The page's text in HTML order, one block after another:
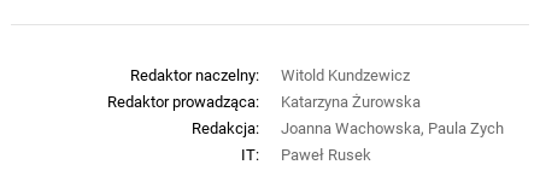
Redaktor naczelny:
Witold Kundzewicz
Redaktor prowadząca:
Katarzyna Żurowska
Redakcja:
Joanna Wachowska, Paula Zych
IT:
Paweł Rusek